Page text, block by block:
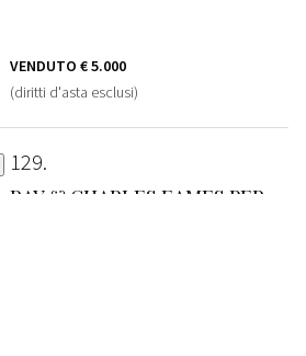
VENDUTO € 5.000
(diritti d'asta esclusi)
129
RAY & CHARLES EAMES PER